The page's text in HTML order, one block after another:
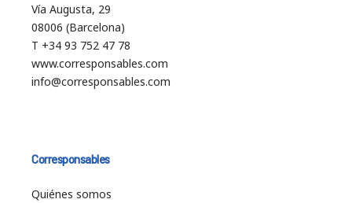
Vía Augusta, 29
08006 (Barcelona)
T +34 93 752 47 78
www.corresponsables.com
info@corresponsables.com
Corresponsables
Quiénes somos